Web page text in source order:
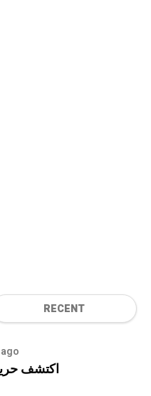
RECENT
اكتشف